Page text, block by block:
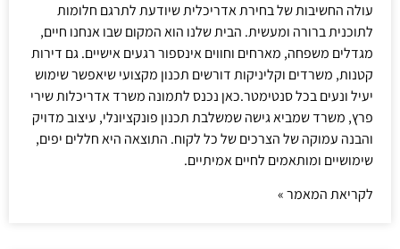
עולה החשיבות של בחירת אדריכלית שיודעת לתרגם חלומות
לתוכנית ברורה ומעשית. הבית שלנו הוא המקום שבו אנחנו חיים,
מגדלים משפחה, מארחים וחווים אינספור רגעים אישיים. גם דירות
קטנות, משרדים וקליניקות דורשים תכנון מקצועי שיאפשר שימוש
יעיל ונעים בכל סנטימטר.כאן נכנס לתמונה משרד אדריכלות שירי
פרץ, משרד שמביא גישה שמשלבת תכנון פונקציונלי, עיצוב מדויק
והבנה עמוקה של הצרכים של כל לקוח. התוצאה היא חללים יפים,
שימושיים ומותאמים לחיים אמיתיים.
לקריאת המאמר »